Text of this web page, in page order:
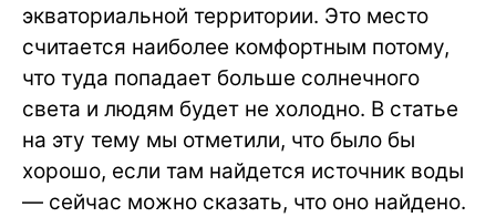
экваториальной территории. Это место
считается наиболее комфортным потому,
что туда попадает больше солнечного
света и людям будет не холодно. В статье
на эту тему мы отметили, что было бы
хорошо, если там найдется источник воды
— сейчас можно сказать, что оно найдено.